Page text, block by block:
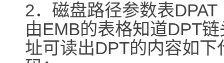
2．磁盘路径参数表DPAT
由EMB的表格知道DPT
址可读出DPT的内容如下